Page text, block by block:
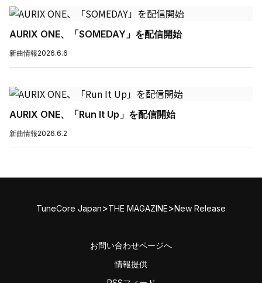
AURIX ONE、「SOMEDAY」を配信開始
新曲情報2026.6.6
AURIX ONE、「Run It Up」を配信開始
新曲情報2026.6.2
TuneCore Japan>THE MAGAZINE>New Release
お問い合わせページへ
情報提供